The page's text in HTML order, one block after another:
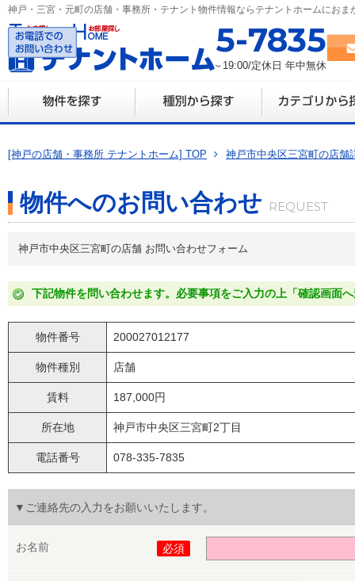
神戸・三宮・元町の店舗・事務所・テナント物件情報ならテナントホームにおま
078-335-7835
営業時間 10:00～19:00/定休日 年中無休
[神戸の店舗・事務所 テナントホーム] TOP 神戸市中央区三宮町の店舗
物件へのお問い合わせ
神戸市中央区三宮町の店舗 お問い合わせフォーム
下記物件を問い合わせます。必要事項をご入力の上「確認画面
物件番号 200027012177
物件種別 店舗
賃料 187,000円
所在地 神戸市中央区三宮町2丁目
電話番号 078-335-7835
▼ご連絡先の入力をお願いいたします。
お名前 必須